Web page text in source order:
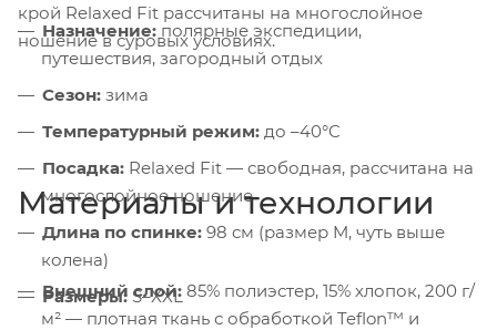
крой Relaxed Fit рассчитаны на многослойное
ношение в суровых условиях.
Назначение: полярные экспедиции,
путешествия, загородный отдых
Сезон: зима
Температурный режим: до –40°C
Посадка: Relaxed Fit — свободная, рассчитана на
многослойное ношение
Длина по спинке: 98 см (размер M, чуть выше
колена)
Размеры: S–XXL
Материалы и технологии
Внешний слой: 85% полиэстер, 15% хлопок, 200 г/
м² — плотная ткань с обработкой Teflon™ и